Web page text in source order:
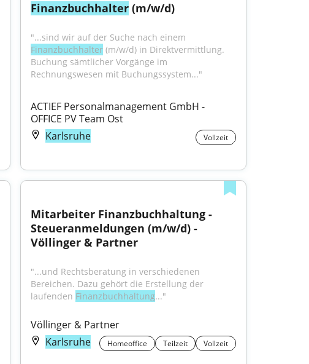
Finanzbuchhalter (m/w/d)
Finanzbuchhalter (m/w/d) in Direktvermittlung.
Buchung sämtlicher Vorgänge im
Rechnungswesen mit Buchungssystem..."
ACTIEF Personalmanagement GmbH -
OFFICE PV Team Ost
Karlsruhe
Vollzeit
Mitarbeiter Finanzbuchhaltung -
Steueranmeldungen (m/w/d) -
Völlinger & Partner
"...und Rechtsberatung in verschiedenen
Bereichen. Dazu gehört die Erstellung der
laufenden Finanzbuchhaltung..."
Völlinger & Partner
Karlsruhe
Homeoffice Teilzeit Vollzeit